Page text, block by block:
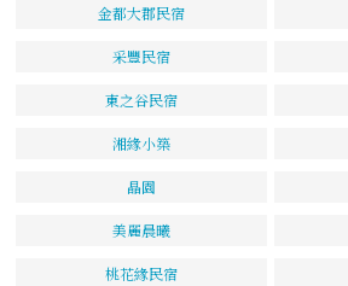
金都大郡民宿
采豐民宿
東之谷民宿
湘緣小築
晶園
美麗晨曦
桃花緣民宿